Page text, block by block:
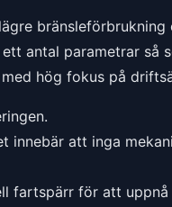
antal parametrar så
hög fokus på
innebär att inga
fartspärr för att